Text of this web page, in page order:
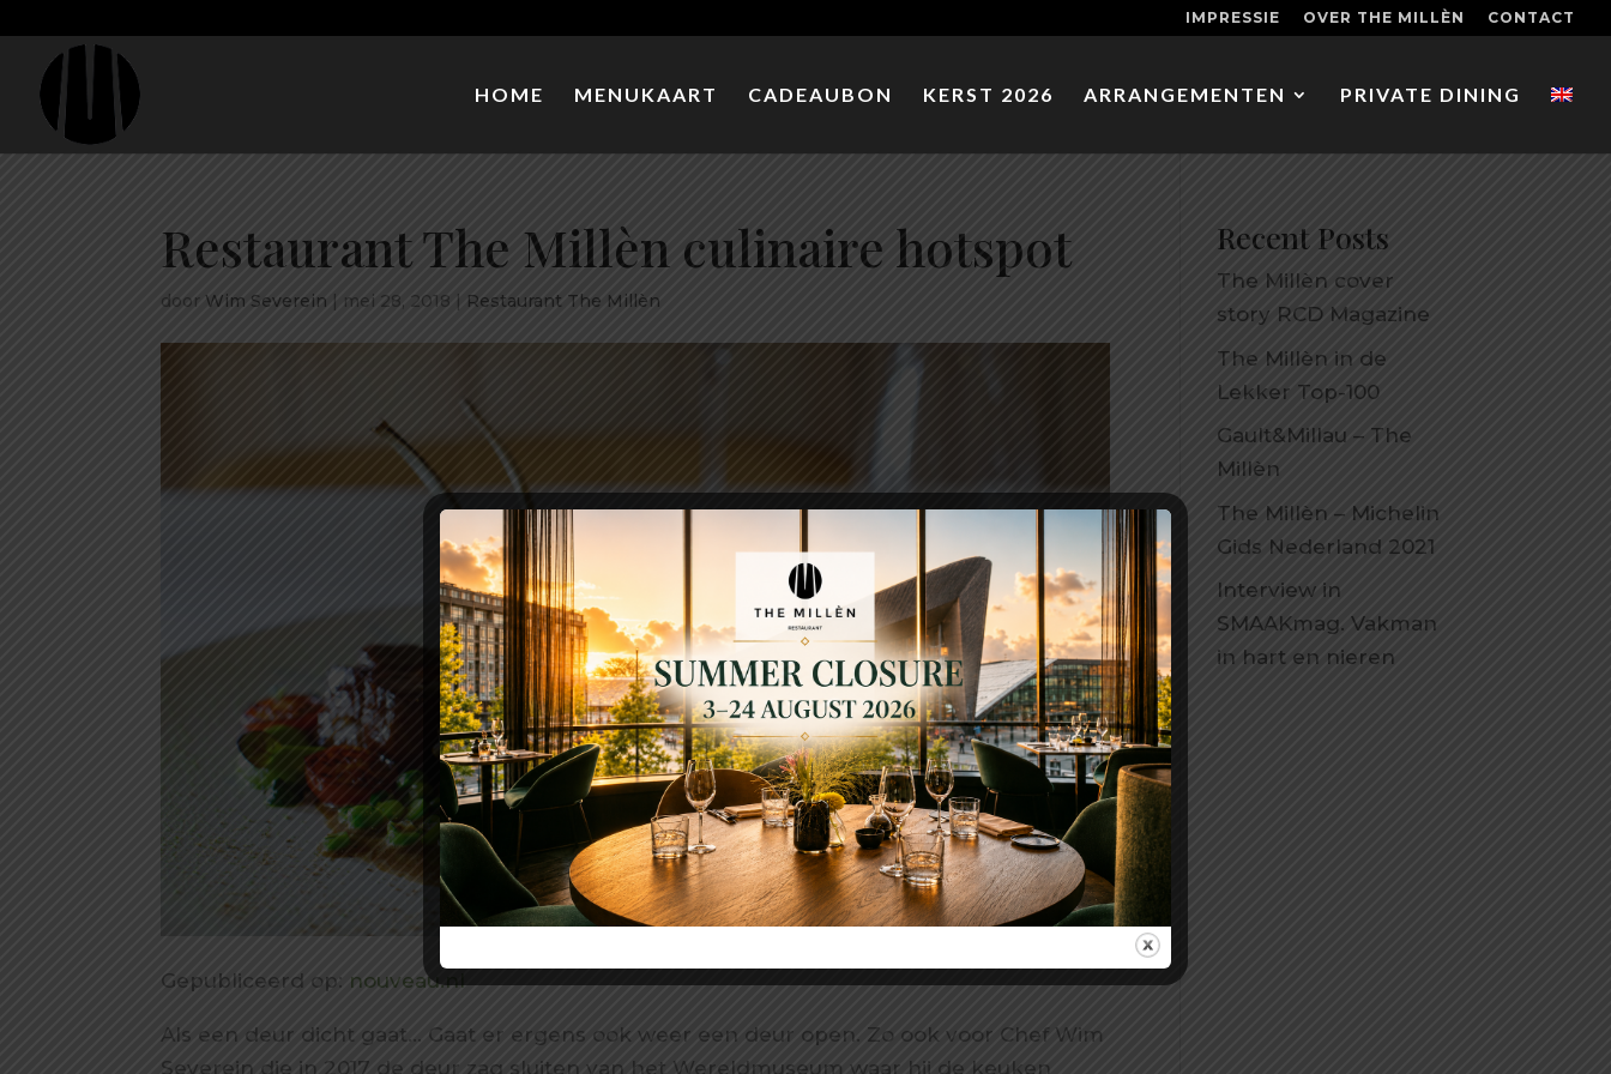
IMPRESSIE OVER THE MILLÈN CONTACT
HOME MENUKAART CADEAUBON KERST 2026 ARRANGEMENTEN PRIVATE DINING
Restaurant The Millèn culinaire hotspot
doorWim Severein mei 28, 2018 Restaurant The Millèn
Gepubliceerd op: nouveau.nl
Als een deur dicht gaat… Gaat er ergens ook weer een deur open. Zo ook voor Chef Wim
Severein die in 2017 de deur zag sluiten van het Wereldmuseum waar hij de keuken
Recent Posts
The Millèn cover
story RCD Magazine
The Millèn in de
Lekker Top-100
Gault&Millau – The
Millèn
The Millèn – Michelin
Gids Nederland 2021
Interview in
SMAAKmag. Vakman
in hart en nieren